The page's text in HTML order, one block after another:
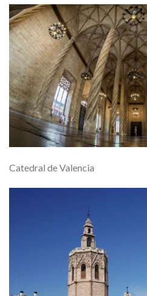
Catedral de Valencia